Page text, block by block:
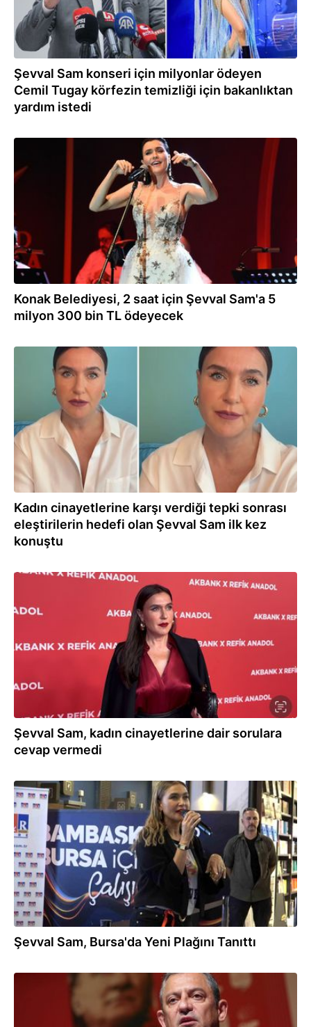
Şevval Sam konseri için milyonlar ödeyen
Cemil Tugay körfezin temizliği için bakanlıktan
yardım istedi
Konak Belediyesi, 2 saat için Şevval Sam'a 5
milyon 300 bin TL ödeyecek
10.10.2024
Kadın cinayetlerine karşı verdiği tepki sonrası
eleştirilerin hedefi olan Şevval Sam ilk kez
konuştu
Şevval Sam, kadın cinayetlerine dair sorulara
cevap vermedi
13.09.2024
Şevval Sam, Bursa'da Yeni Plağını Tanıttı
08.09.2024